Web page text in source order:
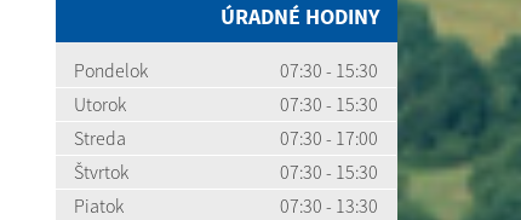
ÚRADNÉ HODINY
Pondelok
07:30 - 15:30
Utorok
07:30 - 15:30
Streda
07:30 - 17:00
Štvrtok
07:30 - 15:30
Piatok
07:30 - 13:30